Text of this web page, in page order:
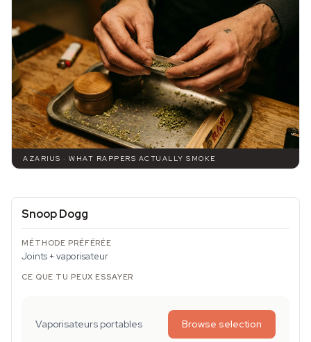
AZARIUS · WHAT RAPPERS ACTUALLY SMOKE
Snoop Dogg
Joints + vaporisateur
Vaporisateurs portables Browse selection